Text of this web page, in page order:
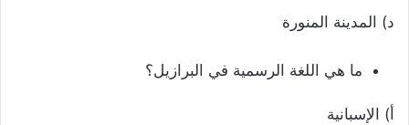
د) المدينة المنورة
ما هي اللغة الرسمية في البرازيل؟
أ) الإسبانية